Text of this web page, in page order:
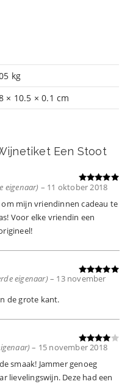
kg
× 10.5 × 0.1 cm
Een Stoot
Gewaardeer
d5uit 5
eigenaar) – 11 oktober 2018
mijn vriendinnen cadeau te
Voor elke vriendin een
Gewaardeer
eigenaar) – 13 november
de grote kant.
Gewaard
eerd4
5
– 15 november 2018
smaak! Jammer genoeg
lievelingswijn. Deze had een